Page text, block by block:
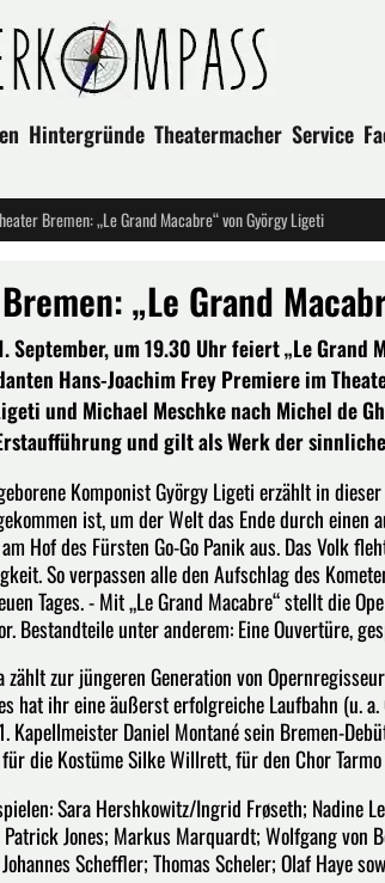
Hintergründe Theatermacher Service
Bremen: „Le Grand Macabre“ von György Ligeti
„Le Grand
September, um 19.30 Uhr feiert „Le
Hans-Joachim Frey Premiere im
und Michael Meschke nach Michel de
und gilt als Werk der
Komponist György Ligeti erzählt in
ist, um der Welt das Ende durch
Hof des Fürsten Go-Go Panik aus. Das Volk
So verpassen alle den Aufschlag des
Tages. - Mit „Le Grand Macabre“ stellt die
Bestandteile unter anderem: Eine Ouvertüre,
zählt zur jüngeren Generation von
hat ihr eine äußerst erfolgreiche Laufbahn (u.
Kapellmeister Daniel Montané sein Bremen-
die Kostüme Silke Willrett, für den Chor Tarmo
Sara Hershkowitz/Ingrid Frøseth; Nadine
Jones; Markus Marquardt; Wolfgang von
Scheffler; Thomas Scheler; Olaf Haye